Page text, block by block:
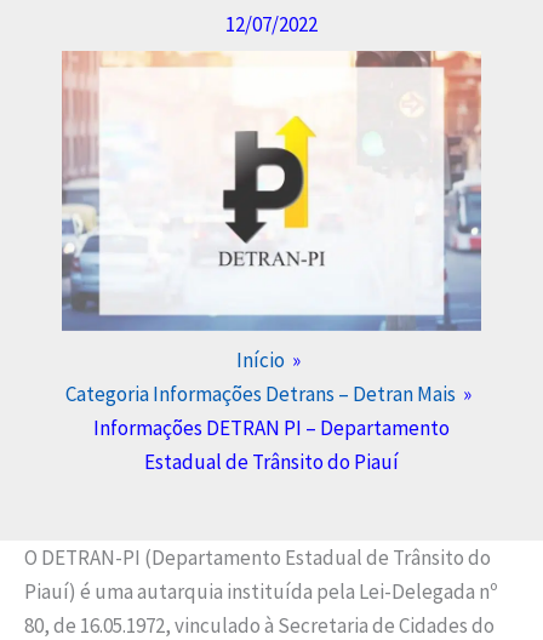
12/07/2022
Início
Categoria Informações Detrans – Detran Mais
Informações DETRAN PI – Departamento
Estadual de Trânsito do Piauí
O DETRAN-PI (Departamento Estadual de Trânsito do
Piauí) é uma autarquia instituída pela Lei-Delegada nº
80, de 16.05.1972, vinculado à Secretaria de Cidades do